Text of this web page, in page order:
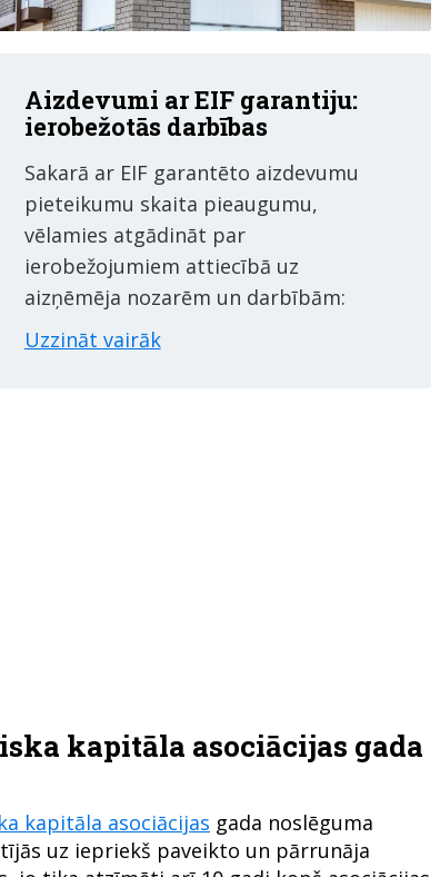
Aizdevumi ar EIF garantiju:
ierobežotās darbības
Sakarā ar EIF garantēto aizdevumu
pieteikumu skaita pieaugumu,
vēlamies atgādināt par
ierobežojumiem attiecībā uz
aizņēmēja nozarēm un darbībām:
Uzzināt vairāk
kapitāla asociācijas gada
kapitāla asociācijas gada noslēguma
uz iepriekš paveikto un pārrunāja